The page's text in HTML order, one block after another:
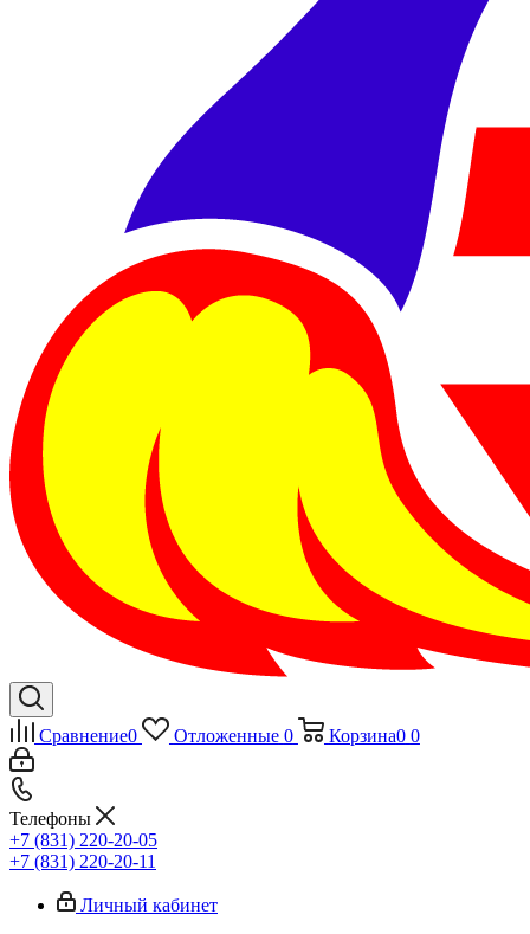
Сравнение0 Отложенные 0 Корзина0 0
Телефоны
+7 (831) 220-20-05
+7 (831) 220-20-11
Личный кабинет